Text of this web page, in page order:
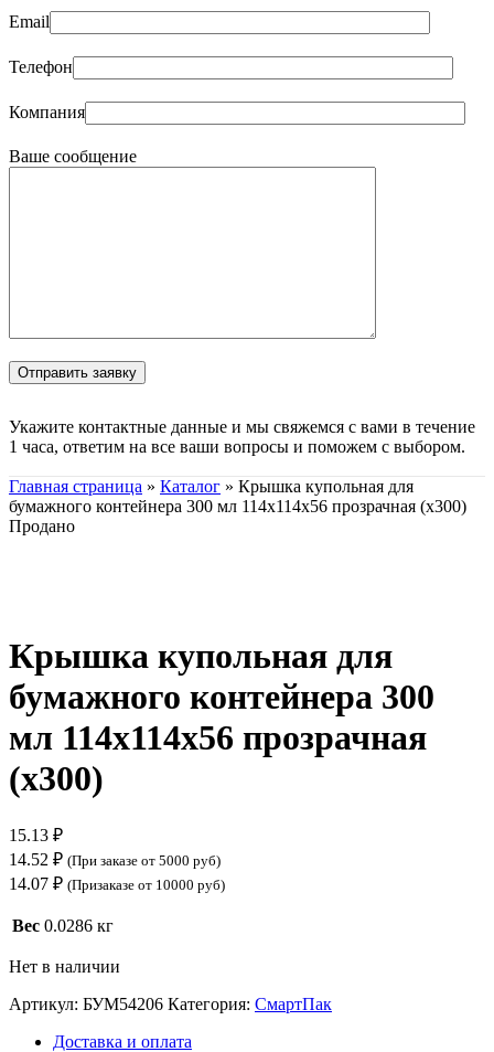
Email
Телефон
Компания
Ваше сообщение
Укажите контактные данные и мы свяжемся с вами в течение
1 часа, ответим на все ваши вопросы и поможем с выбором.
Главная страница » Каталог » Крышка купольная для
бумажного контейнера 300 мл 114х114х56 прозрачная (х300)
Продано
Крышка купольная для
бумажного контейнера 300
мл 114х114х56 прозрачная
(х300)
15.13 ₽
14.52 ₽ (При заказе от 5000 руб)
14.07 ₽ (Призаказе от 10000 руб)
Вес 0.0286 кг
Нет в наличии
Артикул: БУМ54206 Категория: СмартПак
Доставка и оплата